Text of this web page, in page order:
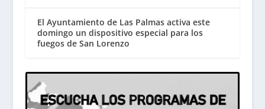
El Ayuntamiento de Las Palmas activa este
domingo un dispositivo especial para los
fuegos de San Lorenzo